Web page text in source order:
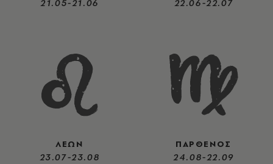
ΛΕΩΝ
23.07-23.08
ΠΑΡΘΕΝΟΣ
24.08-22.09